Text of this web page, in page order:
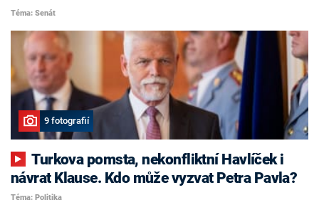
Téma: Senát
9 fotografií
Turkova pomsta, nekonfliktní Havlíček i
návrat Klause. Kdo může vyzvat Petra Pavla?
Téma: Politika